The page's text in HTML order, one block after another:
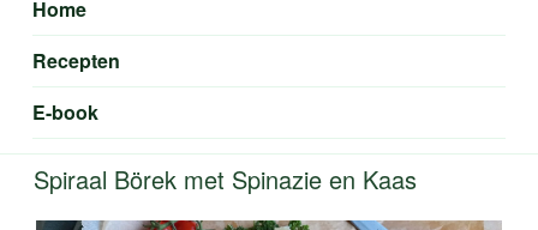
Home
Recepten
E-book
Spiraal Börek met Spinazie en Kaas